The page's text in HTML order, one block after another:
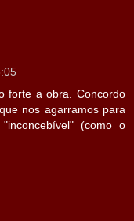
forte a obra. Concordo
nos agarramos para
(como o